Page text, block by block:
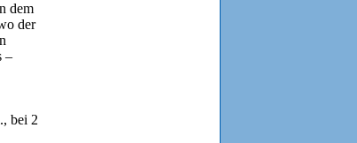
dem
der
–
bei 2